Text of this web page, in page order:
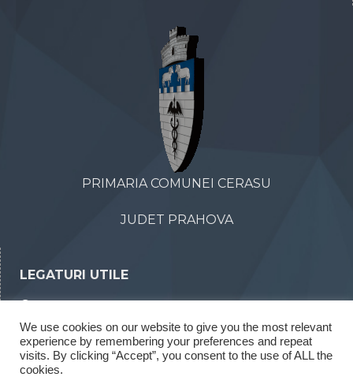
PRIMARIA COMUNEI CERASU
JUDET PRAHOVA
LEGATURI UTILE
Declaratii de interese
Rapoarte legea 52/2003
We use cookies on our website to give you the most relevant
experience by remembering your preferences and repeat
visits. By clicking “Accept”, you consent to the use of ALL the
cookies.